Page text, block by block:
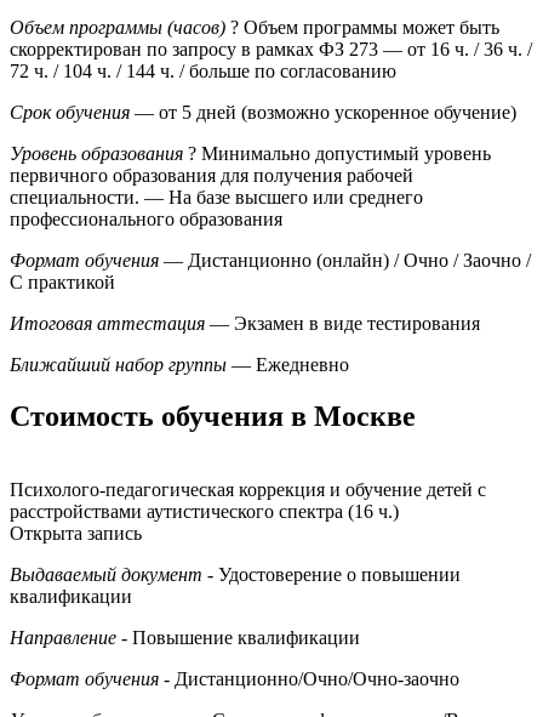
Объем программы (часов) ? Объем программы может быть
скорректирован по запросу в рамках ФЗ 273 — от 16 ч. / 36 ч. /
72 ч. / 104 ч. / 144 ч. / больше по согласованию
Срок обучения — от 5 дней (возможно ускоренное обучение)
Уровень образования ? Минимально допустимый уровень
первичного образования для получения рабочей
специальности. — На базе высшего или среднего
профессионального образования
Формат обучения — Дистанционно (онлайн) / Очно / Заочно /
С практикой
Итоговая аттестация — Экзамен в виде тестирования
Ближайший набор группы — Ежедневно
Стоимость обучения в Москве
Психолого-педагогическая коррекция и обучение детей с
расстройствами аутистического спектра (16 ч.)
Открыта запись
Выдаваемый документ - Удостоверение о повышении
квалификации
Направление - Повышение квалификации
Формат обучения - Дистанционно/Очно/Очно-заочно